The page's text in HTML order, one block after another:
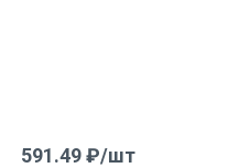
591.49₽/шт